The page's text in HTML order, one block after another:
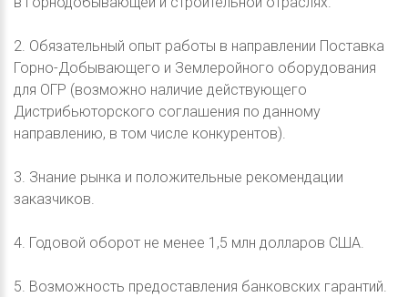
2. Обязательный опыт работы в направлении Поставка
Горно-Добывающего и Землеройного оборудования
для ОГР (возможно наличие действующего
Дистрибьюторского соглашения по данному
направлению, в том числе конкурентов).
3. Знание рынка и положительные рекомендации
заказчиков.
4. Годовой оборот не менее 1,5 млн долларов США.
5. Возможность предоставления банковских гарантий.